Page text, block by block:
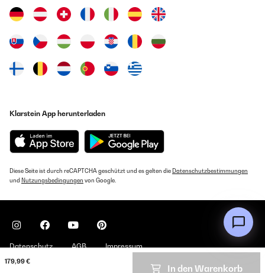
179,99 €
In den Warenkorb
Klarstein App herunterladen
Diese Seite ist durch reCAPTCHA geschützt und es gelten die Datenschutzbestimmungen
und Nutzungsbedingungen von Google.
Datenschutz AGB Impressum
Copyright © 2026 Klarstein. All rights reserved